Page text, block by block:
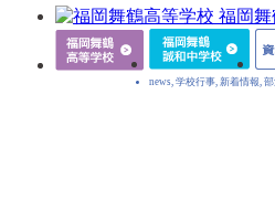
news, 学校行事, 新着情報,